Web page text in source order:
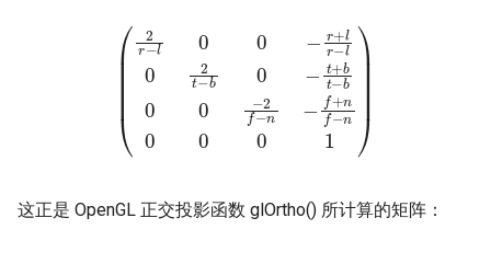
r− l0 r+ 0 0−t +
b 00 f− + 0001
这正是 OpenGL 正交投影函数 glOrtho() 所计算的矩阵：